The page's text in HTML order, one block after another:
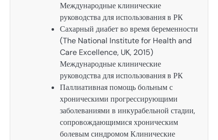
Международные клинические
руководства для использования в РК
Сахарный диабет во время беременности
(The National Institute for Health and
Care Excellence, UK, 2015)
Международные клинические
руководства для использования в РК
Паллиативная помощь больным с
хроническими прогрессирующими
заболеваниями в инкурабельной стадии,
сопровождающимися хроническим
болевым синдромом Клинические